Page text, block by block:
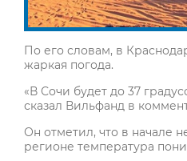
По его словам, в
жаркая погода.
«В Сочи будет до 37
сказал Вильфанд в
Он отметил, что в начале
регионе температура